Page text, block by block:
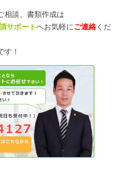
相談、書類作成は
サポートへお気軽にご連絡くだ
す！